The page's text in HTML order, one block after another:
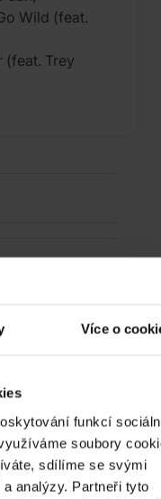
Více o
funkcí
soubory
sdílíme se svými
analýzy. Partneři tyto
Wild (feat.
(feat. Trey